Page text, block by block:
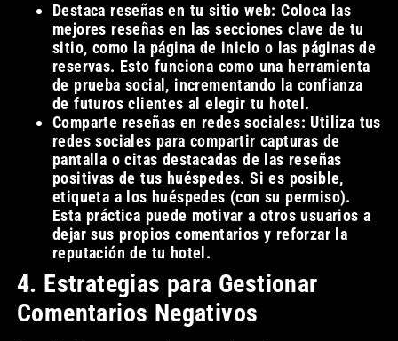
Destaca reseñas en tu sitio web: Coloca las
mejores reseñas en las secciones clave de tu
sitio, como la página de inicio o las páginas de
reservas. Esto funciona como una herramienta
de prueba social, incrementando la confianza
de futuros clientes al elegir tu hotel.
Comparte reseñas en redes sociales: Utiliza tus
redes sociales para compartir capturas de
pantalla o citas destacadas de las reseñas
positivas de tus huéspedes. Si es posible,
etiqueta a los huéspedes (con su permiso).
Esta práctica puede motivar a otros usuarios a
dejar sus propios comentarios y reforzar la
reputación de tu hotel.
4. Estrategias para Gestionar
Comentarios Negativos